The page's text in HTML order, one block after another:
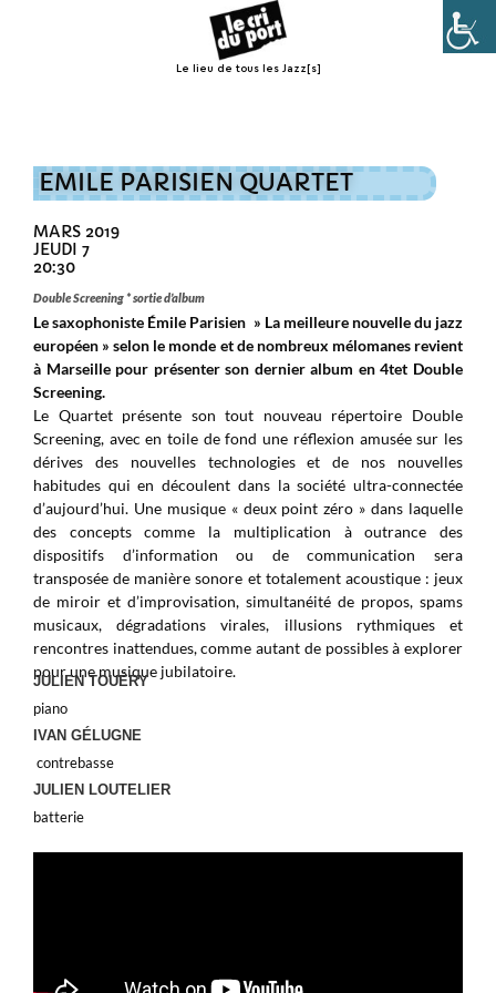
Le lieu de tous les Jazz[s]
EMILE PARISIEN QUARTET
MARS 2019
JEUDI 7
20:30
Double Screening * sortie d’album
Le saxophoniste Émile Parisien » La meilleure nouvelle du jazz
européen » selon le monde et de nombreux mélomanes revient
à Marseille pour présenter son dernier album en 4tet Double
Screening.
Le Quartet présente son tout nouveau répertoire Double
Screening, avec en toile de fond une réflexion amusée sur les
dérives des nouvelles technologies et de nos nouvelles
habitudes qui en découlent dans la société ultra-connectée
d’aujourd’hui. Une musique « deux point zéro » dans laquelle
des concepts comme la multiplication à outrance des
dispositifs d’information ou de communication sera
transposée de manière sonore et totalement acoustique : jeux
de miroir et d’improvisation, simultanéité de propos, spams
musicaux, dégradations virales, illusions rythmiques et
rencontres inattendues, comme autant de possibles à explorer
pour une musique jubilatoire.
JULIEN TOUÉRY
piano
IVAN GÉLUGNE
contrebasse
JULIEN LOUTELIER
batterie